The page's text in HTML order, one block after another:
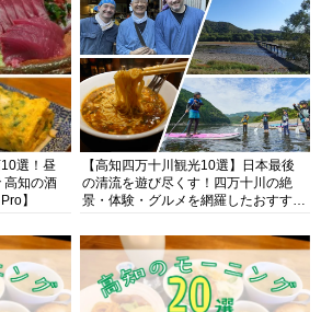
選！昼
高知の酒
】
【高知四万十川観光10選】日本最後
の清流を遊び尽くす！四万十川の絶
景・体験・グルメを網羅したおすすめ